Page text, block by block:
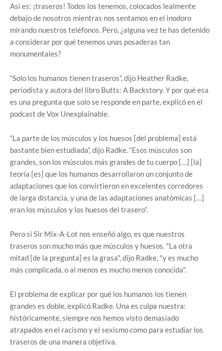
Así es: ¡traseros! Todos los tenemos, colocados lealmente
debajo de nosotros mientras nos sentamos en el inodoro
mirando nuestros teléfonos. Pero, ¿alguna vez te has detenido
a considerar por qué tenemos unas posaderas tan
monumentales?
“Solo los humanos tienen traseros”, dijo Heather Radke,
periodista y autora del libro Butts: A Backstory. Y por qué esa
es una pregunta que solo se responde en parte, explicó en el
podcast de Vox Unexplainable.
“La parte de los músculos y los huesos [del problema] está
bastante bien estudiada”, dijo Radke. “Esos músculos son
grandes, son los músculos más grandes de tu cuerpo […] [la]
teoría [es] que los humanos desarrollaron un conjunto de
adaptaciones que los convirtieron en excelentes corredores
de larga distancia, y una de las adaptaciones anatómicas […]
eran los músculos y los huesos del trasero”.
Pero si Sir Mix-A-Lot nos enseñó algo, es que nuestros
traseros son mucho más que músculos y huesos. "La otra
mitad [de la pregunta] es la grasa", dijo Radke, "y es mucho
más complicada, o al menos es mucho menos conocida".
El problema de explicar por qué los humanos los tienen
grandes es doble, explicó Radke. Una es culpa nuestra:
históricamente, siempre nos hemos visto demasiado
atrapados en el racismo y el sexismo como para estudiar los
traseros de una manera objetiva.